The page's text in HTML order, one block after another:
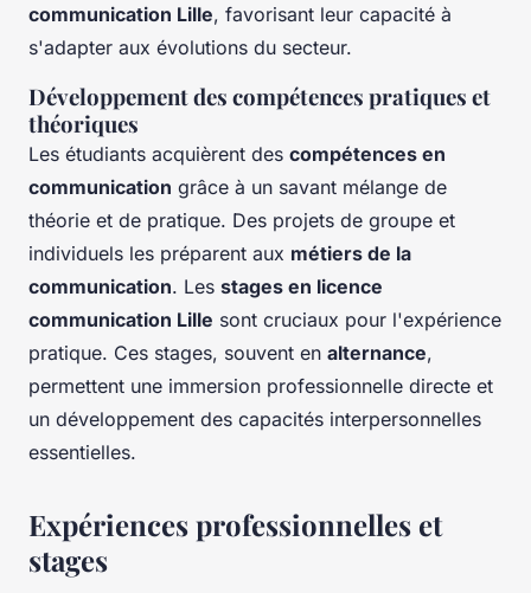
communication Lille, favorisant leur capacité à
s'adapter aux évolutions du secteur.
Développement des compétences pratiques et
théoriques
Les étudiants acquièrent des compétences en
communication grâce à un savant mélange de
théorie et de pratique. Des projets de groupe et
individuels les préparent aux métiers de la
communication. Les stages en licence
communication Lille sont cruciaux pour l'expérience
pratique. Ces stages, souvent en alternance,
permettent une immersion professionnelle directe et
un développement des capacités interpersonnelles
essentielles.
Expériences professionnelles et
stages